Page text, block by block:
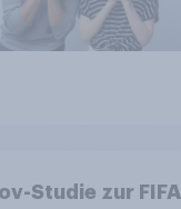
Studie zur FIFA